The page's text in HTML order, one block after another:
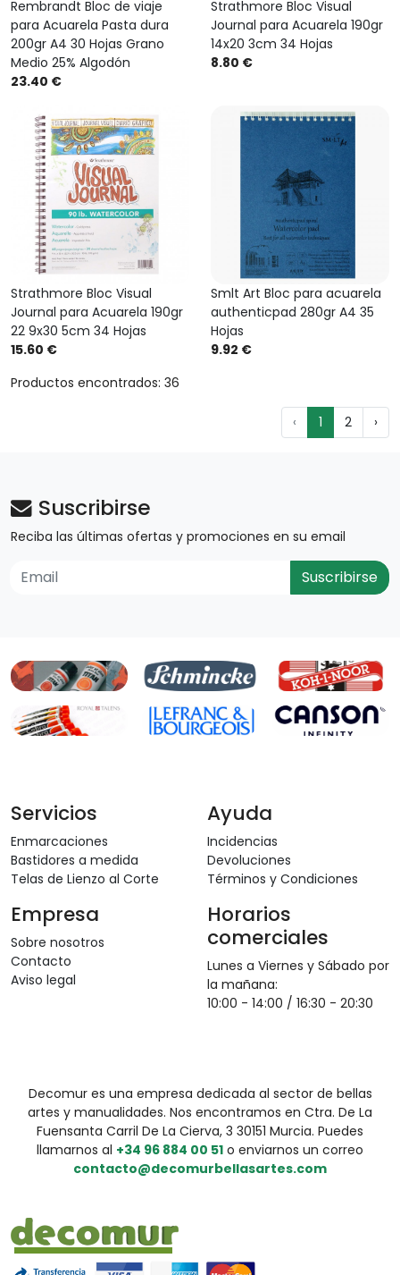
Rembrandt Bloc de viaje
para Acuarela Pasta dura
200gr A4 30 Hojas Grano
Medio 25% Algodón
23.40 €
Strathmore Bloc Visual
Journal para Acuarela 190gr
14x20 3cm 34 Hojas
8.80 €
Strathmore Bloc Visual
Journal para Acuarela 190gr
22 9x30 5cm 34 Hojas
15.60 €
Smlt Art Bloc para acuarela
authenticpad 280gr A4 35
Hojas
9.92 €
Productos encontrados: 36
‹ 1 2 ›
Suscribirse
Reciba las últimas ofertas y promociones en su email
Suscribirse
Servicios
Enmarcaciones
Bastidores a medida
Telas de Lienzo al Corte
Ayuda
Incidencias
Devoluciones
Términos y Condiciones
Empresa
Sobre nosotros
Contacto
Aviso legal
Horarios
comerciales
Lunes a Viernes y Sábado por
la mañana:
10:00 - 14:00 / 16:30 - 20:30
Decomur es una empresa dedicada al sector de bellas
artes y manualidades. Nos encontramos en Ctra. De La
Fuensanta Carril De La Cierva, 3 30151 Murcia. Puedes
llamarnos al +34 96 884 00 51 o enviarnos un correo
contacto@decomurbellasartes.com